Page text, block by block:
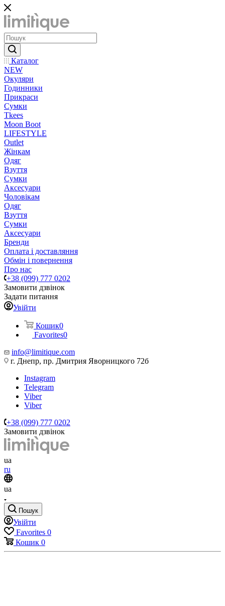
Каталог
NEW
Окуляри
Годинники
Прикраси
Сумки
Tkees
Moon Boot
LIFESTYLE
Outlet
Жінкам
Одяг
Взуття
Сумки
Аксесуари
Чоловікам
Одяг
Взуття
Сумки
Аксесуари
Бренди
Оплата і доставляння
Обмін і повернення
Про нас
+38 (099) 777 0202
Замовити дзвінок
Задати питання
Увійти
Кошик0
Favorites0
info@limitique.com
г. Днепр, пр. Дмитрия Яворницкого 72б
Instagram
Telegram
Viber
Viber
+38 (099) 777 0202
Замовити дзвінок
ua
ru
ua
Пошук
Увійти
Favorites 0
Кошик 0